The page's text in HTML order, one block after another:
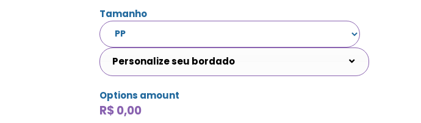
Tamanho
Personalize seu bordado
Options amount
R$ 0,00